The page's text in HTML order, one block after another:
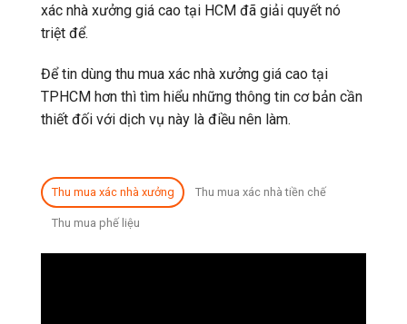
xác nhà xưởng giá cao tại HCM đã giải quyết nó
triệt để.
Để tin dùng thu mua xác nhà xưởng giá cao tại
TPHCM hơn thì tìm hiểu những thông tin cơ bản cần
thiết đối với dịch vụ này là điều nên làm.
Thu mua xác nhà xưởng Thu mua xác nhà tiền chế
Thu mua phế liệu